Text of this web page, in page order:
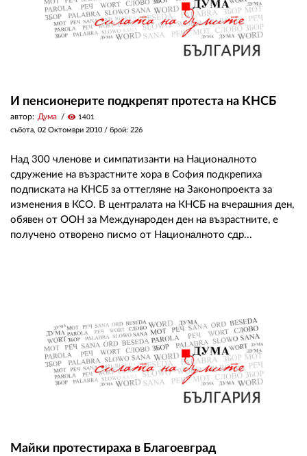
И пенсионерите подкрепят протеста на КНСБ
автор: Дума visibility 1401
събота, 02 Октомври 2010 / брой: 226
Над 300 членове и симпатизанти на Националното
сдружение на възрастните хора в София подкрепиха
подписката на КНСБ за оттегляне на Законопроекта за
изменения в КСО. В централата на КНСБ на вчерашния ден,
обявен от ООН за Международен ден на възрастните, е
получено отворено писмо от Националното сдр...
Майки протестираха в Благоевград